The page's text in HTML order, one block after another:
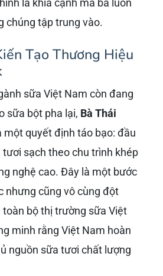
là khía cạnh mà bà luôn
chúng tập trung vào.
Tạo Thương Hiệu
sữa Việt Nam còn đang
sữa bột pha lại, Bà Thái
một quyết định táo bạo: đầu
sạch theo chu trình khép
nghệ cao. Đây là một bước
nhưng cũng vô cùng đột
toàn bộ thị trường sữa Việt
minh rằng Việt Nam hoàn
nguồn sữa tươi chất lượng